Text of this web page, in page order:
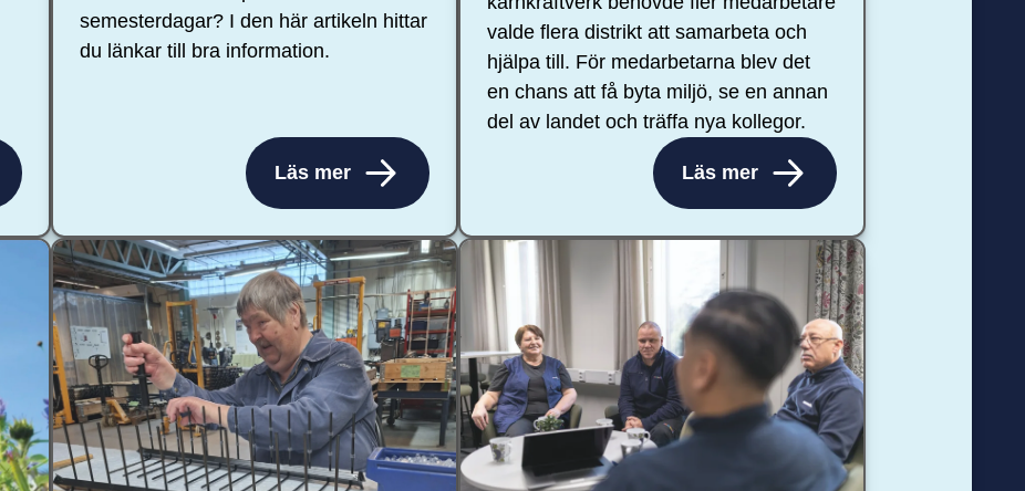
semesterdagar? I den här artikeln hittar
du länkar till bra information.
Läs mer
valde flera distrikt att samarbeta och
hjälpa till. För medarbetarna blev det
en chans att få byta miljö, se en annan
del av landet och träffa nya kollegor.
Läs mer